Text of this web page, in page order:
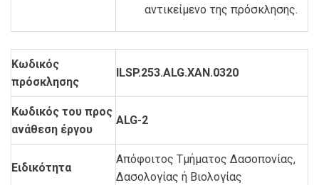
αντικείμενο της πρόσκλησης.
Κωδικός
πρόσκλησης
ILSP.253.ALG.ΧΑΝ.0320
Κωδικός του προς
ανάθεση έργου
ALG-2
Ειδικότητα
Απόφοιτος Τμήματος Δασοπονίας,
Δασολογίας ή Βιολογίας